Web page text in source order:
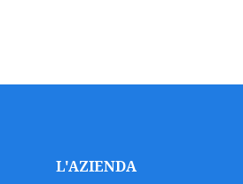
L'AZIENDA